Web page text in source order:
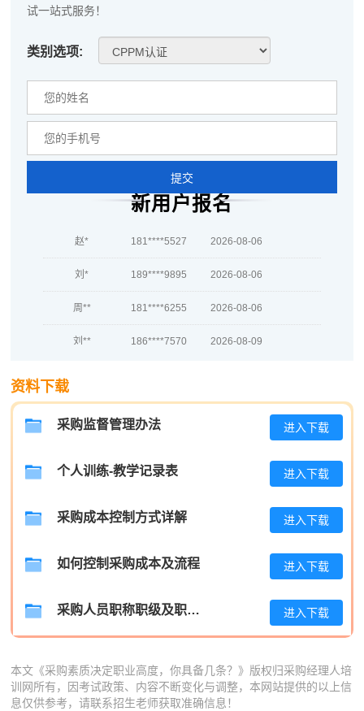
试一站式服务！
类别选项:
提交
新用户报名
越* 181****2729 2026-08-07
何**
肖** 181****8645 2026-08-07
吴** 137****1740 2026-08-07
刘* 189****9895 2026-08-06
周** 181****6255 2026-08-06
刘** 186****7570 2026-08-09
陈* 139****2907
李** 133****3801
陈** 189****1764
资料下载
采购监督管理办法 进入下载
个人训练-教学记录表 进入下载
采购成本控制方式详解 进入下载
如何控制采购成本及流程 进入下载
采购人员职称职级及职位晋升管理制度 进入下载
本文《采购素质决定职业高度，你具备几条？》版权归采购经理人培
训网所有，因考试政策、内容不断变化与调整，本网站提供的以上信
息仅供参考，请联系招生老师获取准确信息！